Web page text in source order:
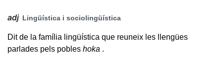
adj Lingüística i sociolingüística
Dit de la família lingüística que reuneix les llengües
parlades pels pobles hoka .